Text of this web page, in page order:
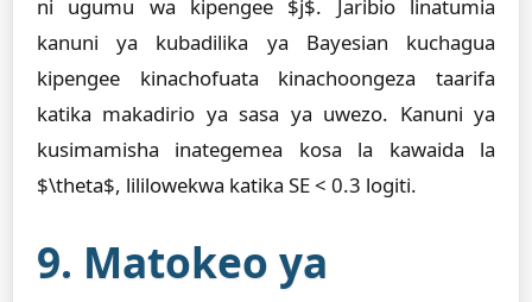
ni ugumu wa kipengee $j$. Jaribio linatumia
kanuni ya kubadilika ya Bayesian kuchagua
kipengee kinachofuata kinachoongeza taarifa
katika makadirio ya sasa ya uwezo. Kanuni ya
kusimamisha inategemea kosa la kawaida la
$\theta$, lililowekwa katika SE < 0.3 logiti.
9. Matokeo ya